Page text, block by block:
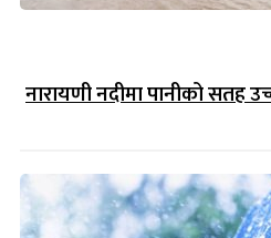
नारायणी नदीमा पानीको सतह